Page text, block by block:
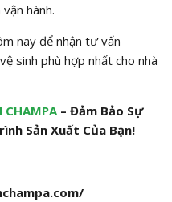
hành.
nay để nhận tư vấn
sinh phù hợp nhất cho nhà
CHAMPA– Đảm Bảo Sự
Sản Xuất Của Bạn!